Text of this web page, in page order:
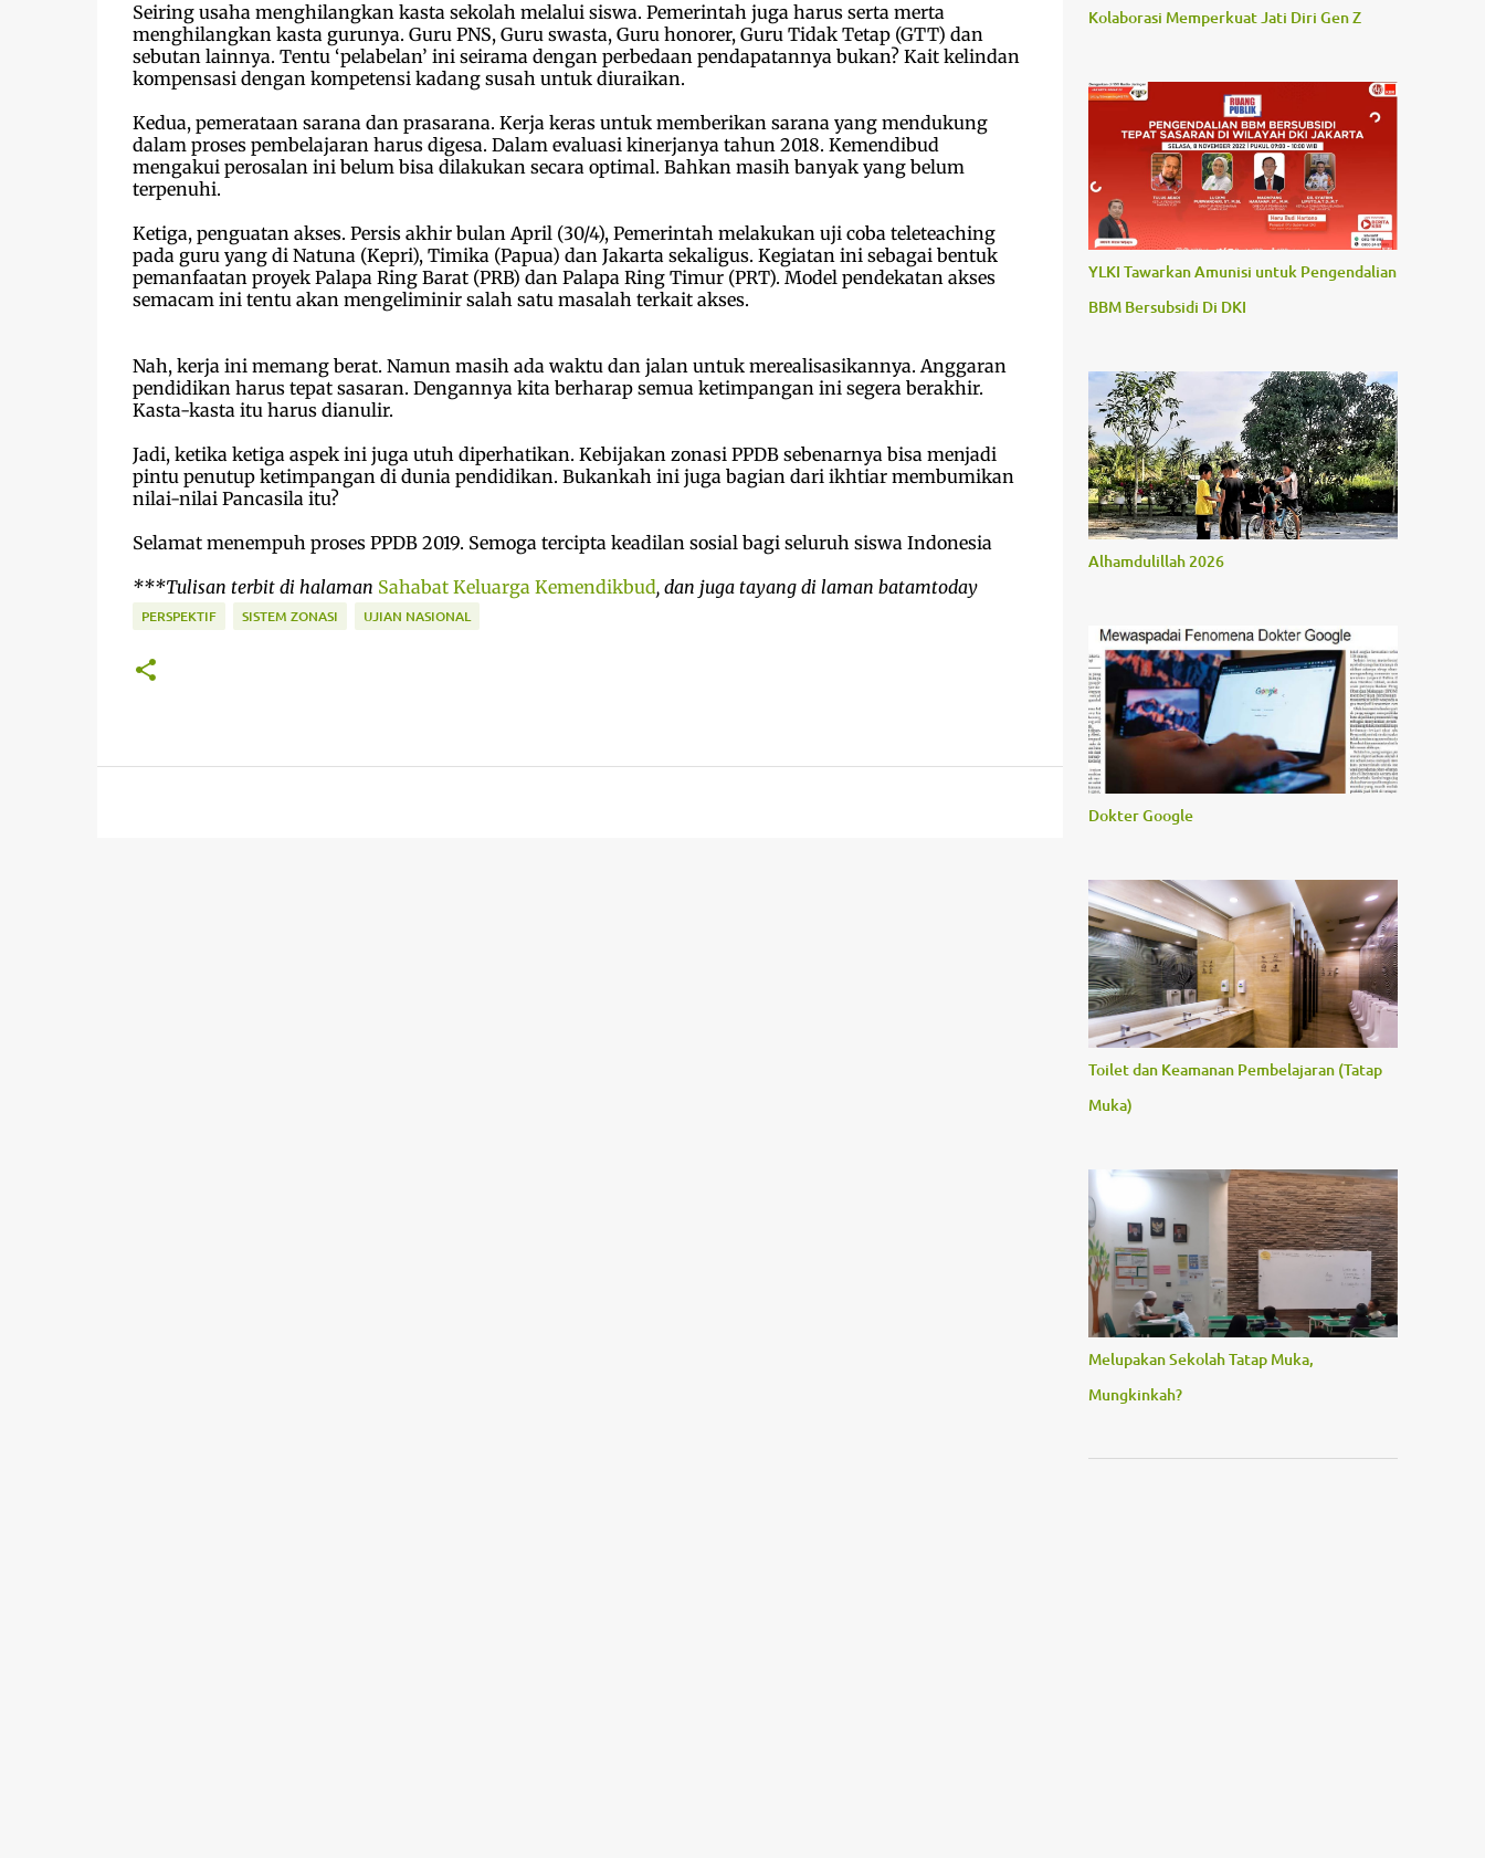
Seiring usaha menghilangkan kasta sekolah melalui siswa. Pemerintah juga harus serta merta
menghilangkan kasta gurunya. Guru PNS, Guru swasta, Guru honorer, Guru Tidak Tetap (GTT) dan
sebutan lainnya. Tentu ‘pelabelan’ ini seirama dengan perbedaan pendapatannya bukan? Kait kelindan
kompensasi dengan kompetensi kadang susah untuk diuraikan.
Kedua, pemerataan sarana dan prasarana. Kerja keras untuk memberikan sarana yang mendukung
dalam proses pembelajaran harus digesa. Dalam evaluasi kinerjanya tahun 2018. Kemendibud
mengakui perosalan ini belum bisa dilakukan secara optimal. Bahkan masih banyak yang belum
terpenuhi.
Ketiga, penguatan akses. Persis akhir bulan April (30/4), Pemerintah melakukan uji coba teleteaching
pada guru yang di Natuna (Kepri), Timika (Papua) dan Jakarta sekaligus. Kegiatan ini sebagai bentuk
pemanfaatan proyek Palapa Ring Barat (PRB) dan Palapa Ring Timur (PRT). Model pendekatan akses
semacam ini tentu akan mengeliminir salah satu masalah terkait akses.
Nah, kerja ini memang berat. Namun masih ada waktu dan jalan untuk merealisasikannya. Anggaran
pendidikan harus tepat sasaran. Dengannya kita berharap semua ketimpangan ini segera berakhir.
Kasta-kasta itu harus dianulir.
Jadi, ketika ketiga aspek ini juga utuh diperhatikan. Kebijakan zonasi PPDB sebenarnya bisa menjadi
pintu penutup ketimpangan di dunia pendidikan. Bukankah ini juga bagian dari ikhtiar membumikan
nilai-nilai Pancasila itu?
Selamat menempuh proses PPDB 2019. Semoga tercipta keadilan sosial bagi seluruh siswa Indonesia
***Tulisan terbit di halaman Sahabat Keluarga Kemendikbud, dan juga tayang di laman batamtoday
PERSPEKTIF SISTEM ZONASI UJIAN NASIONAL
Kolaborasi Memperkuat Jati Diri Gen Z
YLKI Tawarkan Amunisi untuk Pengendalian
BBM Bersubsidi Di DKI
Alhamdulillah 2026
Dokter Google
Toilet dan Keamanan Pembelajaran (Tatap
Muka)
Melupakan Sekolah Tatap Muka,
Mungkinkah?